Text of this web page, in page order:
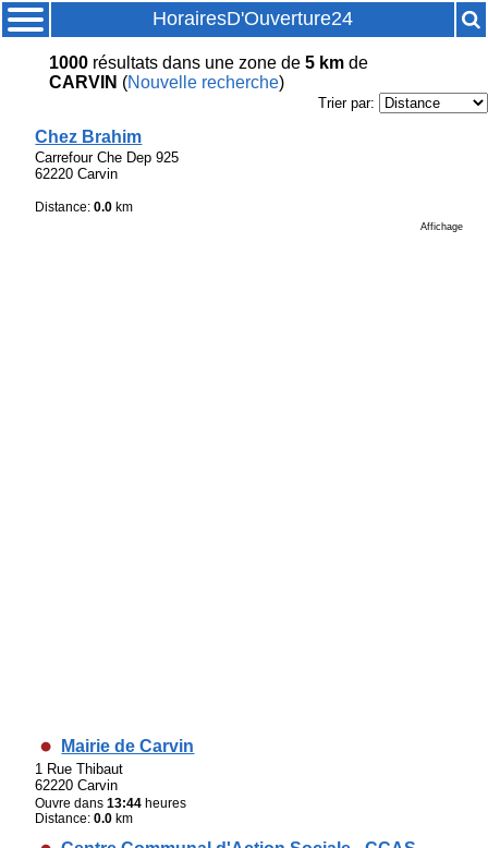
HorairesD'Ouverture24
1000résultatsdans une zone de 5 kmde
CARVIN (Nouvelle recherche)
Trier par:
Chez Brahim
Carrefour Che Dep 925
62220 Carvin
Distance:0.0 km
Affichage
Mairie de Carvin
1 Rue Thibaut
62220 Carvin
Ouvre dans13:44 heures
Distance:0.0 km